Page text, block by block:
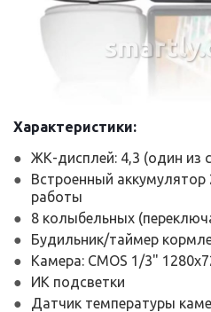
Характеристики:
ЖК-дисплей: 4,3 (один из
Встроенный аккумулятор
работы
8 колыбельных
Будильник/таймер
Камера: CMOS 1/3"
ИК подсветки
Датчик температуры